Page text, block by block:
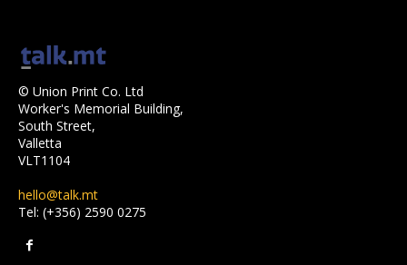
© Union Print Co. Ltd
Worker's Memorial Building,
South Street,
Valletta
VLT1104
hello@talk.mt
Tel: (+356) 2590 0275